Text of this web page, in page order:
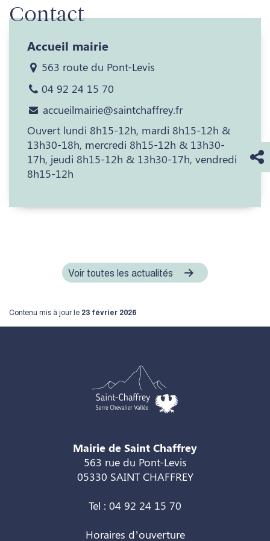
Contact
Accueil mairie
563 route du Pont-Levis
04 92 24 15 70
accueilmairie@saintchaffrey.fr
Ouvert lundi 8h15-12h, mardi 8h15-12h &
13h30-18h, mercredi 8h15-12h & 13h30-
17h, jeudi 8h15-12h & 13h30-17h, vendredi
8h15-12h
Voir toutes les actualités
Contenu mis à jour le 23 février 2026
Mairie de Saint Chaffrey
563 rue du Pont-Levis
05330 SAINT CHAFFREY
Tel : 04 92 24 15 70
Horaires d’ouverture